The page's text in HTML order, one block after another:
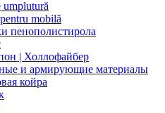
umplutură
mobilă
пенополистирола
| Холлофайбер
и армирующие материалы
койра